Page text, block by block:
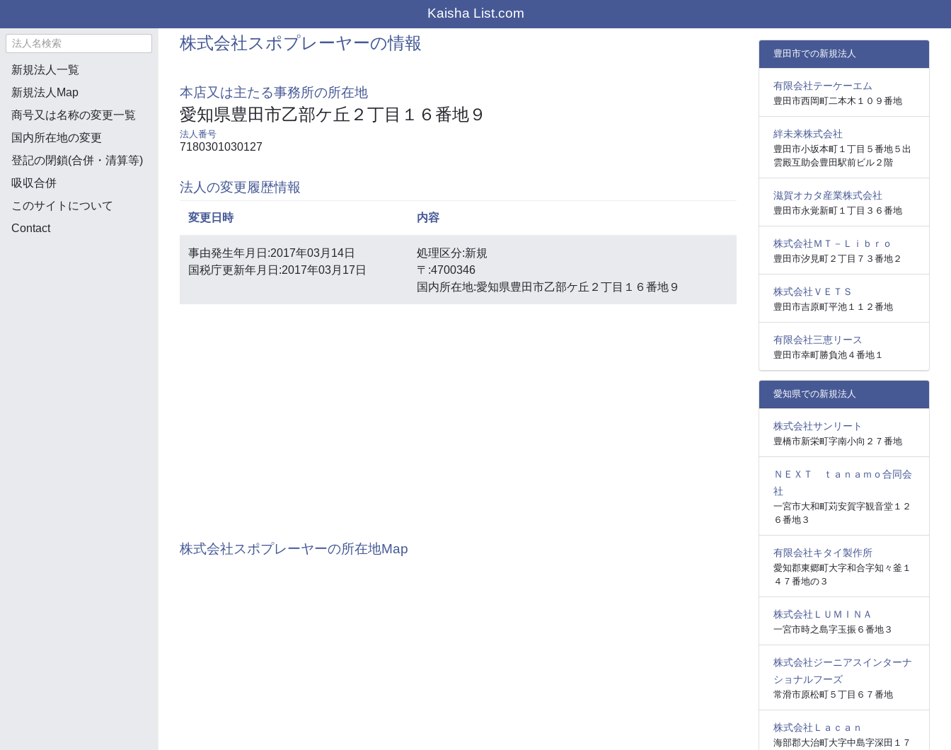
Kaisha List.com
新規法人一覧
新規法人Map
商号又は名称の変更一覧
国内所在地の変更
登記の閉鎖(合併・清算等)
吸収合併
このサイトについて
Contact
株式会社スポプレーヤーの情報
本店又は主たる事務所の所在地
愛知県豊田市乙部ケ丘２丁目１６番地９
法人番号
7180301030127
法人の変更履歴情報
変更日時 内容
事由発生年月日:2017年03月14日
国税庁更新年月日:2017年03月17日
処理区分:新規
〒:4700346
国内所在地:愛知県豊田市乙部ケ丘２丁目１６番地９
株式会社スポプレーヤーの所在地Map
豊田市での新規法人
有限会社テーケーエム
豊田市西岡町二本木１０９番地
絆未来株式会社
豊田市小坂本町１丁目５番地５出
雲殿互助会豊田駅前ビル２階
滋賀オカタ産業株式会社
豊田市永覚新町１丁目３６番地
株式会社ＭＴ－Ｌｉｂｒｏ
豊田市汐見町２丁目７３番地２
株式会社ＶＥＴＳ
豊田市吉原町平池１１２番地
有限会社三恵リース
豊田市幸町勝負池４番地１
愛知県での新規法人
株式会社サンリート
豊橋市新栄町字南小向２７番地
ＮＥＸＴ ｔａｎａｍｏ合同会
社
一宮市大和町苅安賀字観音堂１２
６番地３
有限会社キタイ製作所
愛知郡東郷町大字和合字知々釜１
４７番地の３
株式会社ＬＵＭＩＮＡ
一宮市時之島字玉振６番地３
株式会社ジーニアスインターナ
ショナルフーズ
常滑市原松町５丁目６７番地
株式会社Ｌａｃａｎ
海部郡大治町大字中島字深田１７